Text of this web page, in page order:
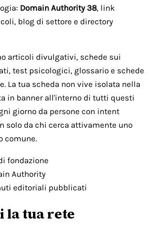
Domain Authority 38, link
blog di settore e directory
articoli divulgativi, schede sui
test psicologici, glossario e schede
La tua scheda non vive isolata nella
in banner all'interno di tutti questi
giorno da persone con intent
solo da chi cerca attivamente uno
comune.
fondazione
Authority
editoriali pubblicati
la tua rete